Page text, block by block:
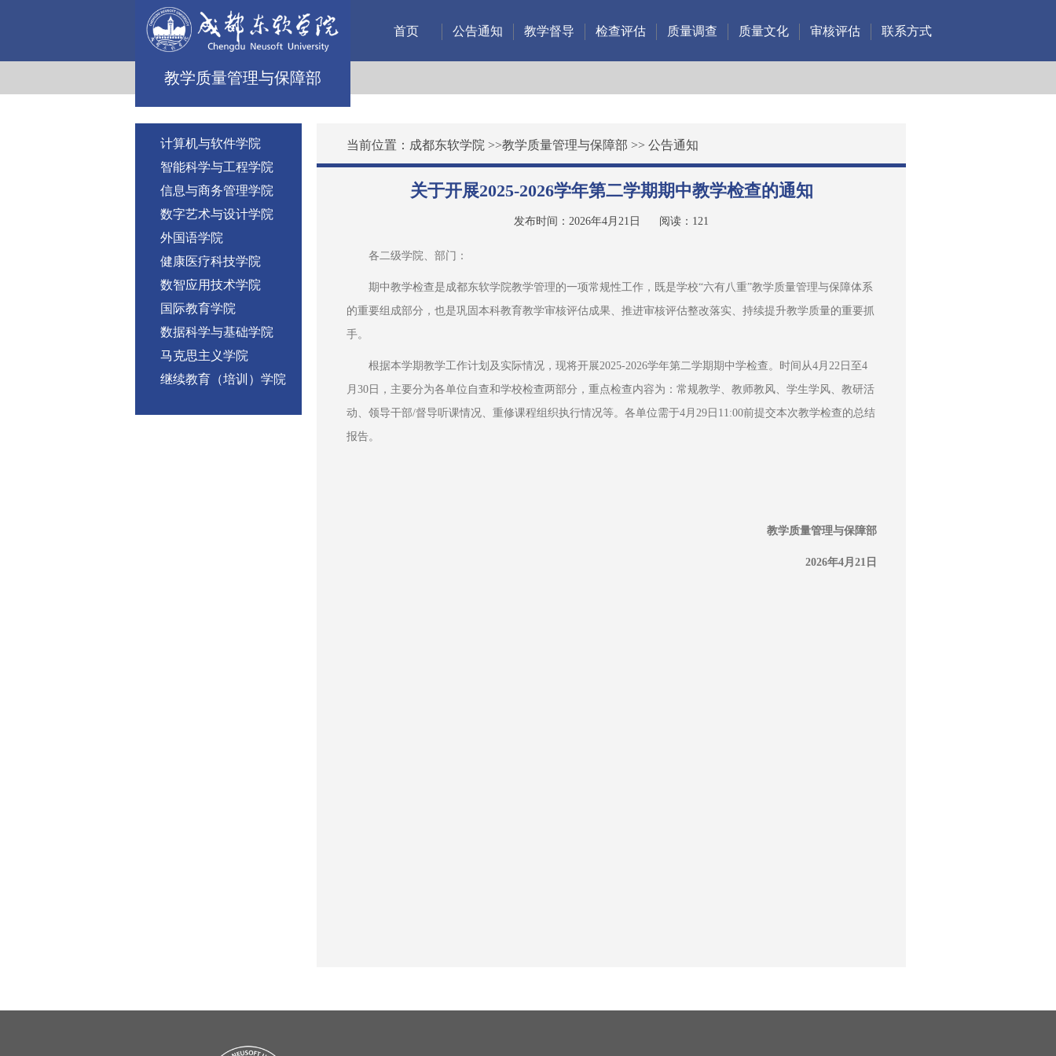
教学质量管理与保障部
首页 公告通知 教学督导 检查评估 质量调查 质量文化 审核评估 联系方式
计算机与软件学院
智能科学与工程学院
信息与商务管理学院
数字艺术与设计学院
外国语学院
健康医疗科技学院
数智应用技术学院
国际教育学院
数据科学与基础学院
马克思主义学院
继续教育（培训）学院
当前位置： 成都东软学院 >>教学质量管理与保障部 >> 公告通知
关于开展2025-2026学年第二学期期中教学检查的通知
发布时间：2026年4月21日 阅读： 121
各二级学院、部门：
期中教学检查是成都东软学院教学管理的一项常规性工作，既是学校“六有八重”教学质量管理与保障体系
的重要组成部分，也是巩固本科教育教学审核评估成果、推进审核评估整改落实、持续提升教学质量的重要抓
手。
根据本学期教学工作计划及实际情况，现将开展2025-2026学年第二学期期中学检查。时间从4月22日至4
月30日，主要分为各单位自查和学校检查两部分，重点检查内容为：常规教学、教师教风、学生学风、教研活
动、领导干部/督导听课情况、重修课程组织执行情况等。各单位需于4月29日11:00前提交本次教学检查的总结
报告。
教学质量管理与保障部
2026年4月21日